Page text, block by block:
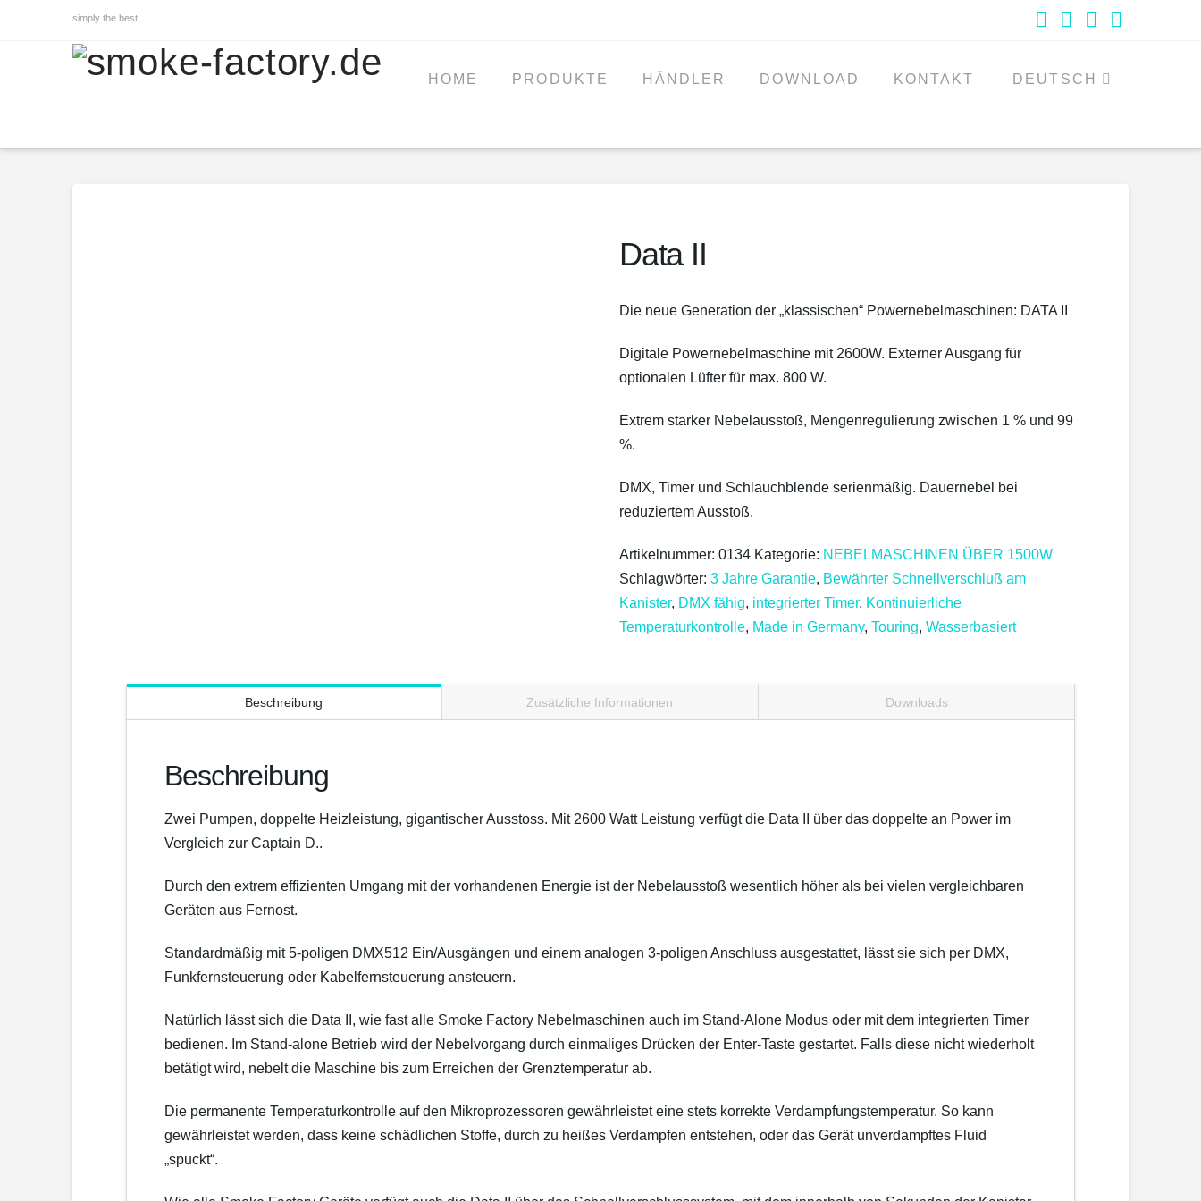
simply the best.
HOME PRODUKTE HÄNDLER DOWNLOAD KONTAKT DEUTSCH
Data II
Die neue Generation der „klassischen“ Powernebelmaschinen: DATA II
Digitale Powernebelmaschine mit 2600W. Externer Ausgang für
optionalen Lüfter für max. 800 W.
Extrem starker Nebelausstoß, Mengenregulierung zwischen 1 % und 99
%.
DMX, Timer und Schlauchblende serienmäßig. Dauernebel bei
reduziertem Ausstoß.
Artikelnummer:0134 Kategorie: NEBELMASCHINEN ÜBER 1500W
Schlagwörter:3 Jahre Garantie, Bewährter Schnellverschluß am
Kanister, DMX fähig, integrierter Timer, Kontinuierliche
Temperaturkontrolle, Made in Germany,Touring,Wasserbasiert
Beschreibung Zusätzliche Informationen Downloads
Beschreibung
Zwei Pumpen, doppelte Heizleistung, gigantischer Ausstoss. Mit 2600 Watt Leistung verfügt die Data II über das doppelte an Power im
Vergleich zur Captain D..
Durch den extrem effizienten Umgang mit der vorhandenen Energie ist der Nebelausstoß wesentlich höher als bei vielen vergleichbaren
Geräten aus Fernost.
Standardmäßig mit 5-poligen DMX512 Ein/Ausgängen und einem analogen 3-poligen Anschluss ausgestattet, lässt sie sich per DMX,
Funkfernsteuerung oder Kabelfernsteuerung ansteuern.
Natürlich lässt sich die Data II, wie fast alle Smoke Factory Nebelmaschinen auch im Stand-Alone Modus oder mit dem integrierten Timer
bedienen. Im Stand-alone Betrieb wird der Nebelvorgang durch einmaliges Drücken der Enter-Taste gestartet. Falls diese nicht wiederholt
betätigt wird, nebelt die Maschine bis zum Erreichen der Grenztemperatur ab.
Die permanente Temperaturkontrolle auf den Mikroprozessoren gewährleistet eine stets korrekte Verdampfungstemperatur. So kann
gewährleistet werden, dass keine schädlichen Stoffe, durch zu heißes Verdampfen entstehen, oder das Gerät unverdampftes Fluid
„spuckt“.